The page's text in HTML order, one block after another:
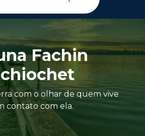
Fachin
com o olhar de quem vive
contato com ela.